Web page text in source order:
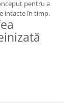
pentru a
intacte în timp.